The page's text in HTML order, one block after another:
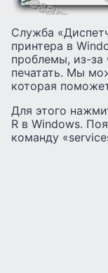
Служба
принтера в
проблемы, из-за
печатать. Мы
которая
Для этого
R в Windows.
команду